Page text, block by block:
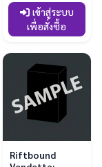
เข้าสู่ระบบ
เพื่อสั่งซื้อ
Riftbound